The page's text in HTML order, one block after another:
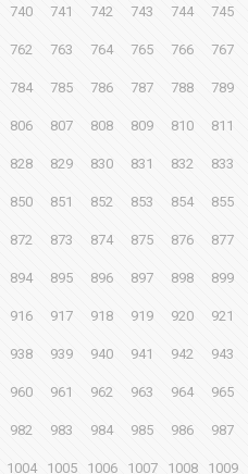
740 741 742 743 744 745
762 763 764 765 766 767
784 785 786 787 788 789
806 807 808 809 810 811
828 829 830 831 832 833
850 851 852 853 854 855
872 873 874 875 876 877
894 895 896 897 898 899
916 917 918 919 920 921
938 939 940 941 942 943
960 961 962 963 964 965
982 983 984 985 986 987
1004 1005 1006 1007 1008 1009